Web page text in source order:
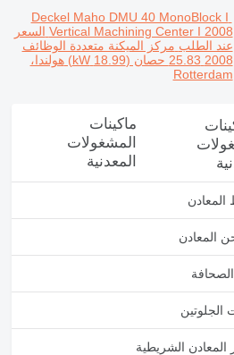
Deckel Maho DMU 40 MonoBlock I
Vertical Machining Center I 2008 السعر
عند الطلب مركز الميكنة متعددة الوظائف
2008 25.83 حصان (18.99 kW)
هولندا،
Rotterdam
ماكينات
المشغولات
المعدنية
المعادن
الجلوتين
المعادن الشريطية